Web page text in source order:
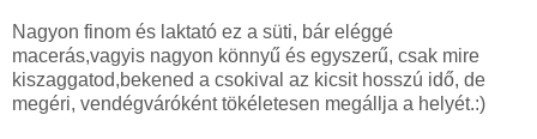
Nagyon finom és laktató ez a süti, bár eléggé
macerás,vagyis nagyon könnyű és egyszerű, csak mire
kiszaggatod,bekened a csokival az kicsit hosszú idő, de
megéri, vendégváróként tökéletesen megállja a helyét.:)